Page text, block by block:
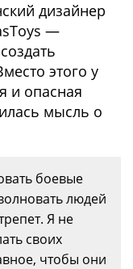
дизайнер
—
этого у
и опасная
мысль о
боевые
людей
Я не
своих
чтобы они